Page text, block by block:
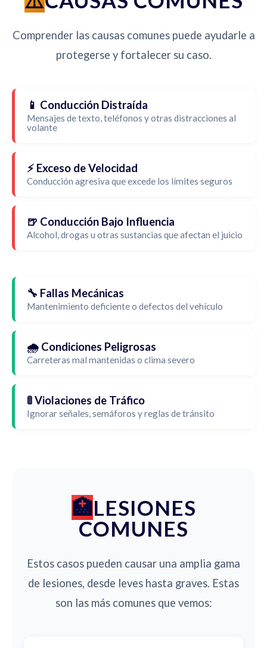
Comprender las causas comunes puede ayudarle a
protegerse y fortalecer su caso.
📱 Conducción Distraída
Mensajes de texto, teléfonos y otras distracciones al
volante
⚡ Exceso de Velocidad
Conducción agresiva que excede los límites seguros
🍺 Conducción Bajo Influencia
Alcohol, drogas u otras sustancias que afectan el juicio
🔧 Fallas Mecánicas
Mantenimiento deficiente o defectos del vehículo
🌧️ Condiciones Peligrosas
Carreteras mal mantenidas o clima severo
🚦 Violaciones de Tráfico
Ignorar señales, semáforos y reglas de tránsito
LESIONES
COMUNES
Estos casos pueden causar una amplia gama
de lesiones, desde leves hasta graves. Estas
son las más comunes que vemos: